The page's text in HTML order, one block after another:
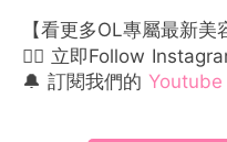
【看更多OL專屬最新美
👉🏻 立即Follow
🔔 訂閱我們的